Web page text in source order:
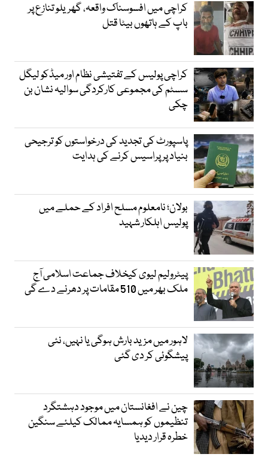
کراچی میں افسوسناک واقعہ، گھریلو تنازع پر
باپ کے ہاتھوں بیٹا قتل
کراچی پولیس کے تفتیشی نظام اور میڈکو لیگل
سسٹم کی مجموعی کارکردگی سوالیہ نشان بن
چکی
پاسپورٹ کی تجدید کی درخواستوں کو ترجیحی
بنیاد پر پراسیس کرنے کی ہدایت
بولان؛ نامعلوم مسلح افراد کے حملے میں
پولیس اہلکار شہید
پیٹرولیم لیوی کیخلاف جماعت اسلامی آج
ملک بھر میں 510 مقامات پر دھرنے دے گی
لاہور میں مزید بارش ہوگی یا نہیں، نئی
پیشگوئی کر دی گئی
چین نے افغانستان میں موجود دہشتگرد
تنظیموں کو ہمسایہ ممالک کیلئے سنگین
خطرہ قرار دیدیا